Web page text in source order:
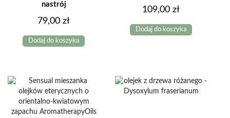
nastrój
79,00 zł
Dodaj do koszyka
109,00 zł
Dodaj do koszyka